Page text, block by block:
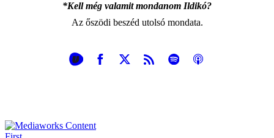
*Kell még valamit mondanom Ildikó?
Az őszödi beszéd utolsó mondata.